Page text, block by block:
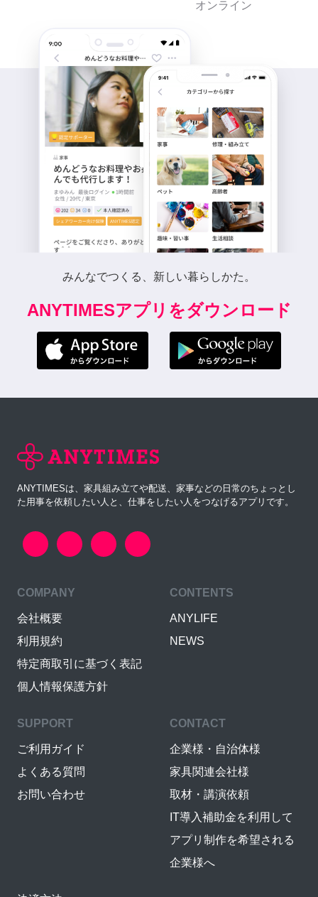
オンライン
みんなでつくる、新しい暮らしかた。
ANYTIMESアプリをダウンロード
ANYTIMESは、家具組み立てや配送、家事などの日常のちょっとし
た用事を依頼したい人と、仕事をしたい人をつなげるアプリです。
COMPANY
会社概要
利用規約
特定商取引に基づく表記
個人情報保護方針
CONTENTS
ANYLIFE
NEWS
SUPPORT
ご利用ガイド
よくある質問
お問い合わせ
CONTACT
企業様・自治体様
家具関連会社様
取材・講演依頼
IT導入補助金を利用して
アプリ制作を希望される
企業様へ